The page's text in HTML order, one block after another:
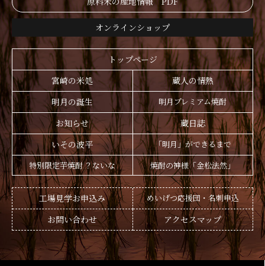
オンラインショップ
トップページ
宮崎の米処
蔵人の情熱
明月の誕生
明月プレミアム焼酎
お知らせ
蔵日誌
いその波平
「明月」ができるまで
特別限定芋焼酎 ？ないな
焼酎の神様「金松法然」
工場見学お申込み めいげつ応援団・名刺申込
お問い合わせ アクセスマップ